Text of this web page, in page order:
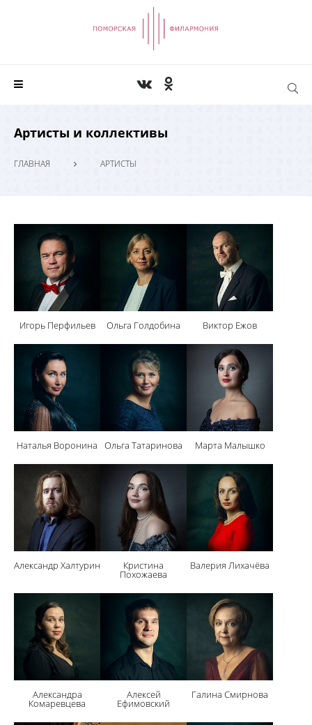
Артисты и коллективы
ГЛАВНАЯ АРТИСТЫ
Игорь Перфильев Ольга Голдобина Виктор Ежов
Наталья Воронина Ольга Татаринова Марта Малышко
Александр Халтурин Кристина
Похожаева
Валерия Лихачёва
Александра
Комаревцева
Алексей
Ефимовский
Галина Смирнова